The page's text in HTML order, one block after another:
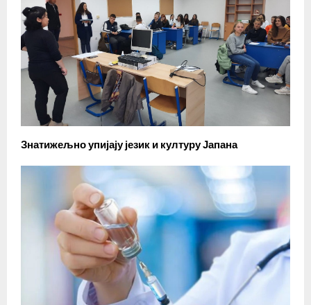
Знатижељно упијају језик и културу Јапана